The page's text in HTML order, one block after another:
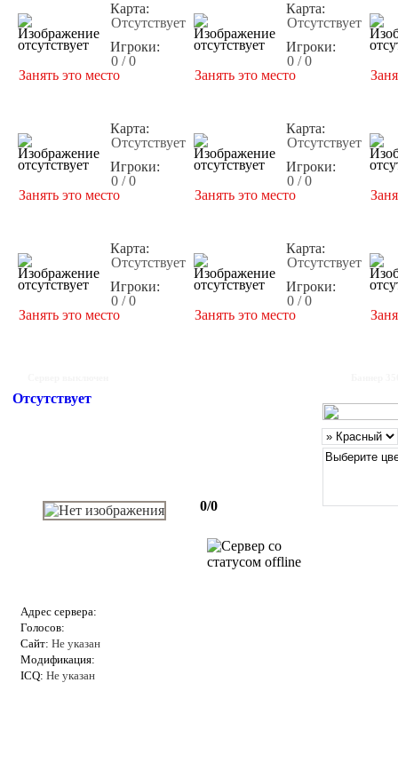
Карта:
Отсутствует
Игроки:
0 / 0
Занять это место
Карта:
Отсутствует
Игроки:
0 / 0
Занять это место
Карта:
Отсутствует
Игроки:
0 / 0
Занять это место
Карта:
Отсутствует
Игроки:
0 / 0
Занять это место
Карта:
Отсутствует
Игроки:
0 / 0
Занять это место
Карта:
Отсутствует
Игроки:
0 / 0
Занять это место
Отсутствует
0/0
Адрес сервера:
Голосов:
Сайт: Не указан
Модификация:
ICQ: Не указан